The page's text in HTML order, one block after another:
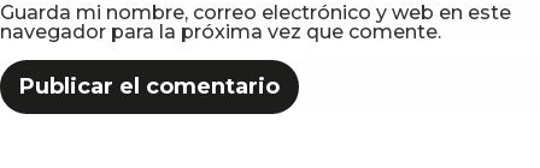
Guarda mi nombre, correo electrónico y web en este
navegador para la próxima vez que comente.